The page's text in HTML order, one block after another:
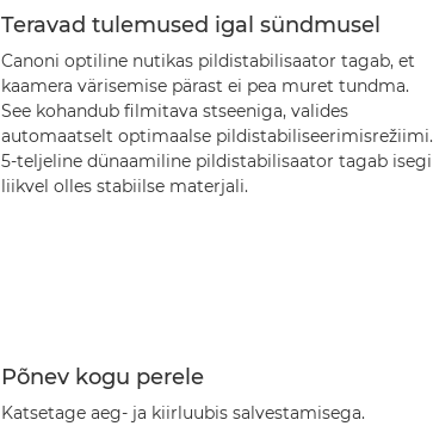
Teravad tulemused igal sündmusel
Canoni optiline nutikas pildistabilisaator tagab, et
kaamera värisemise pärast ei pea muret tundma.
See kohandub filmitava stseeniga, valides
automaatselt optimaalse pildistabiliseerimisrežiimi.
5-teljeline dünaamiline pildistabilisaator tagab isegi
liikvel olles stabiilse materjali.
Põnev kogu perele
Katsetage aeg- ja kiirluubis salvestamisega.